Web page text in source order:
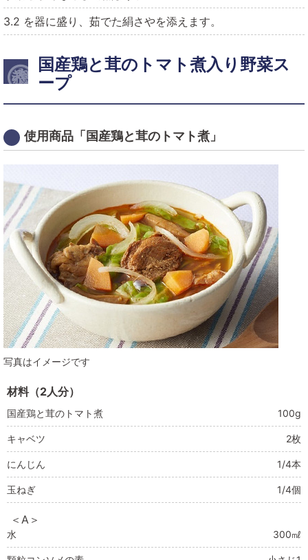
3.2 を器に盛り、茹でた絹さやを添えます。
国産鶏と茸のトマト煮入り野菜ス
ープ
使用商品「国産鶏と茸のトマト煮」
写真はイメージです
材料（2人分）
国産鶏と茸のトマト煮 100g
キャベツ 2枚
にんじん 1/4本
玉ねぎ 1/4個
＜A＞
水 300㎖